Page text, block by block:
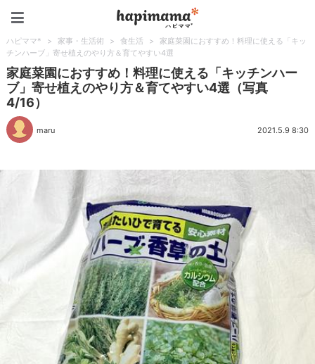
ハピママ* > 家事・生活術 > 食生活 >
家庭菜園におすすめ！料理に使える「キッ
チンハーブ」寄せ植えのやり方＆育てやすい4選
家庭菜園におすすめ！料理に使える「キッチンハー
ブ」寄せ植えのやり方＆育てやすい4選（写真
4/16）
maru 2021.5.9 8:30